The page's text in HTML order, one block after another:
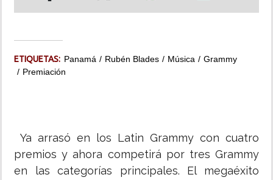
IMPRESO
ETIQUETAS: Panamá Rubén Blades Música
Grammy
Premiación
Ya arrasó en los Latin Grammy con cuatro
premios y ahora competirá por tres Grammy
en las categorías principales. El megaéxito